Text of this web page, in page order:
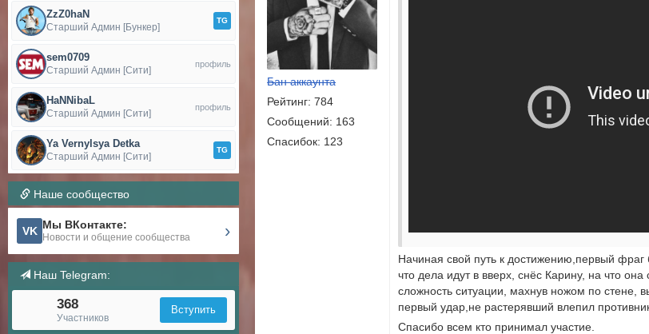
ZzZ0haN
Старший Админ [Бункер]
TG
sem0709
Старший Админ [Сити]
профиль
HaNNibaL
Старший Админ [Сити]
профиль
Ya Vernylsya Detka
Старший Админ [Сити]
TG
Наше сообщество
VK Мы ВКонтакте:
Новости и общение сообщества ›
Наш Telegram:
368
Участников
Вступить
Бан аккаунта
Рейтинг: 784
Сообщений: 163
Спасибок: 123
Начиная свой путь к достижению,первый фраг
что дела идут в вверх, снёс Карину, на что
сложность ситуации, махнув ножом по стене,
первый удар,не растерявший влепил
Спасибо всем кто принимал участие.